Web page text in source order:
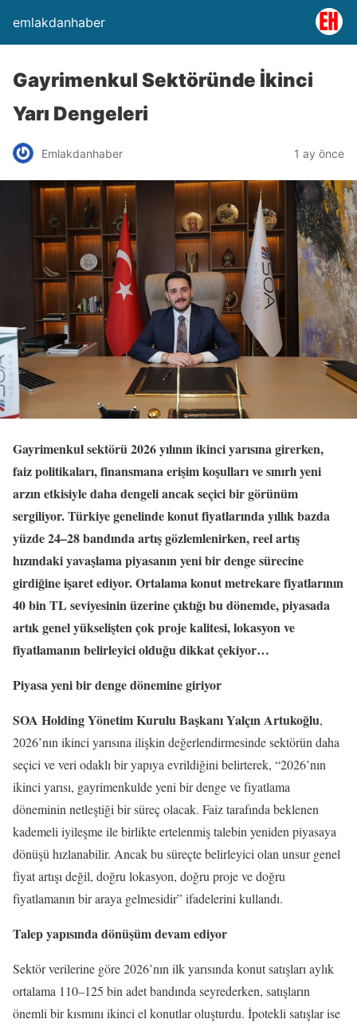
emlakdanhaber
Gayrimenkul Sektöründe İkinci
Yarı Dengeleri
Emlakdanhaber 1 ay önce
Gayrimenkul sektörü 2026 yılının ikinci yarısına girerken,
faiz politikaları, finansmana erişim koşulları ve sınırlı yeni
arzın etkisiyle daha dengeli ancak seçici bir görünüm
sergiliyor. Türkiye genelinde konut fiyatlarında yıllık bazda
yüzde 24–28 bandında artış gözlemlenirken, reel artış
hızındaki yavaşlama piyasanın yeni bir denge sürecine
girdiğine işaret ediyor. Ortalama konut metrekare fiyatlarının
40 bin TL seviyesinin üzerine çıktığı bu dönemde, piyasada
artık genel yükselişten çok proje kalitesi, lokasyon ve
fiyatlamanın belirleyici olduğu dikkat çekiyor…
Piyasa yeni bir denge dönemine giriyor
SOA Holding Yönetim Kurulu Başkanı Yalçın Artukoğlu,
2026’nın ikinci yarısına ilişkin değerlendirmesinde sektörün daha
seçici ve veri odaklı bir yapıya evrildiğini belirterek, “2026’nın
ikinci yarısı, gayrimenkulde yeni bir denge ve fiyatlama
döneminin netleştiği bir süreç olacak. Faiz tarafında beklenen
kademeli iyileşme ile birlikte ertelenmiş talebin yeniden piyasaya
dönüşü hızlanabilir. Ancak bu süreçte belirleyici olan unsur genel
fiyat artışı değil, doğru lokasyon, doğru proje ve doğru
fiyatlamanın bir araya gelmesidir” ifadelerini kullandı.
Talep yapısında dönüşüm devam ediyor
Sektör verilerine göre 2026’nın ilk yarısında konut satışları aylık
ortalama 110–125 bin adet bandında seyrederken, satışların
önemli bir kısmını ikinci el konutlar oluşturdu. İpotekli satışlar ise